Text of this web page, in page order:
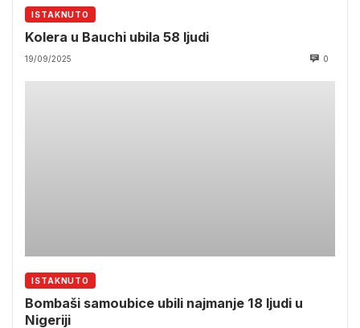
ISTAKNUTO
Kolera u Bauchi ubila 58 ljudi
19/09/2025 0
ISTAKNUTO
Bombaši samoubice ubili najmanje 18 ljudi u
Nigeriji